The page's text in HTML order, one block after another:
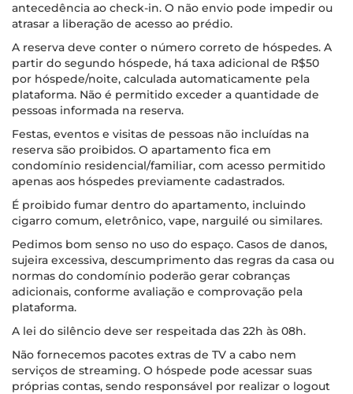
antecedência ao check-in. O não envio pode impedir ou
atrasar a liberação de acesso ao prédio.
A reserva deve conter o número correto de hóspedes. A
partir do segundo hóspede, há taxa adicional de R$50
por hóspede/noite, calculada automaticamente pela
plataforma. Não é permitido exceder a quantidade de
pessoas informada na reserva.
Festas, eventos e visitas de pessoas não incluídas na
reserva são proibidos. O apartamento fica em
condomínio residencial/familiar, com acesso permitido
apenas aos hóspedes previamente cadastrados.
É proibido fumar dentro do apartamento, incluindo
cigarro comum, eletrônico, vape, narguilé ou similares.
Pedimos bom senso no uso do espaço. Casos de danos,
sujeira excessiva, descumprimento das regras da casa ou
normas do condomínio poderão gerar cobranças
adicionais, conforme avaliação e comprovação pela
plataforma.
A lei do silêncio deve ser respeitada das 22h às 08h.
Não fornecemos pacotes extras de TV a cabo nem
serviços de streaming. O hóspede pode acessar suas
próprias contas, sendo responsável por realizar o logout